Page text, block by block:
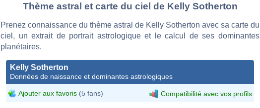
Thème astral et carte du ciel de Kelly Sotherton
Prenez connaissance du thème astral de Kelly Sotherton avec sa carte du
ciel, un extrait de portrait astrologique et le calcul de ses dominantes
planétaires.
Kelly Sotherton
Données de naissance et dominantes astrologiques
Ajouter aux favoris (5 fans) Compatibilité avec vos profils